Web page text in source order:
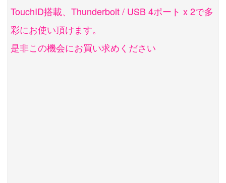
TouchID搭載、Thunderbolt / USB 4ポート x 2で多
彩にお使い頂けます。
是非この機会にお買い求めください